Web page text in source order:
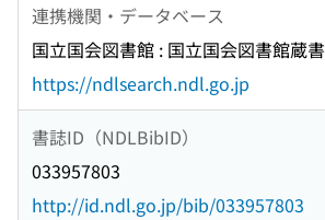
連携機関・データベース
国立国会図書館 : 国立国会図書館蔵書
https://ndlsearch.ndl.go.jp
書誌ID（NDLBibID）
033957803
http://id.ndl.go.jp/bib/033957803